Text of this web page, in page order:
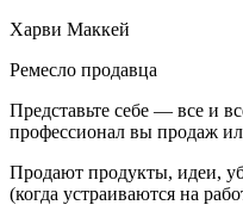
Харви Маккей
Ремесло продавца
Представьте себе — все и
профессионал вы продаж
Продают продукты, идеи,
(когда устраиваются на